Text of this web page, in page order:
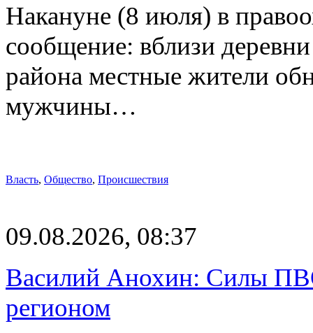
Накануне (8 июля) в
сообщение: вблизи
района местные жители
мужчины…
Власть, Общество, Происшествия
09.08.2026, 08:37
Василий Анохин: Силы
регионом